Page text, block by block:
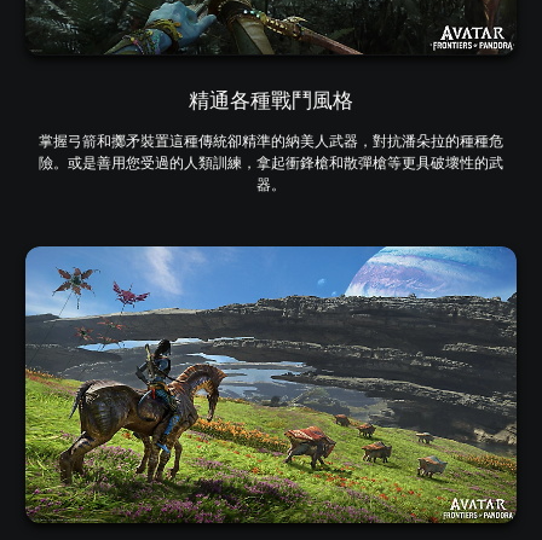
精通各種戰鬥風格
掌握弓箭和擲矛裝置這種傳統卻精準的納美人武器，對抗潘朵拉的種種危
險。或是善用您受過的人類訓練，拿起衝鋒槍和散彈槍等更具破壞性的武
器。